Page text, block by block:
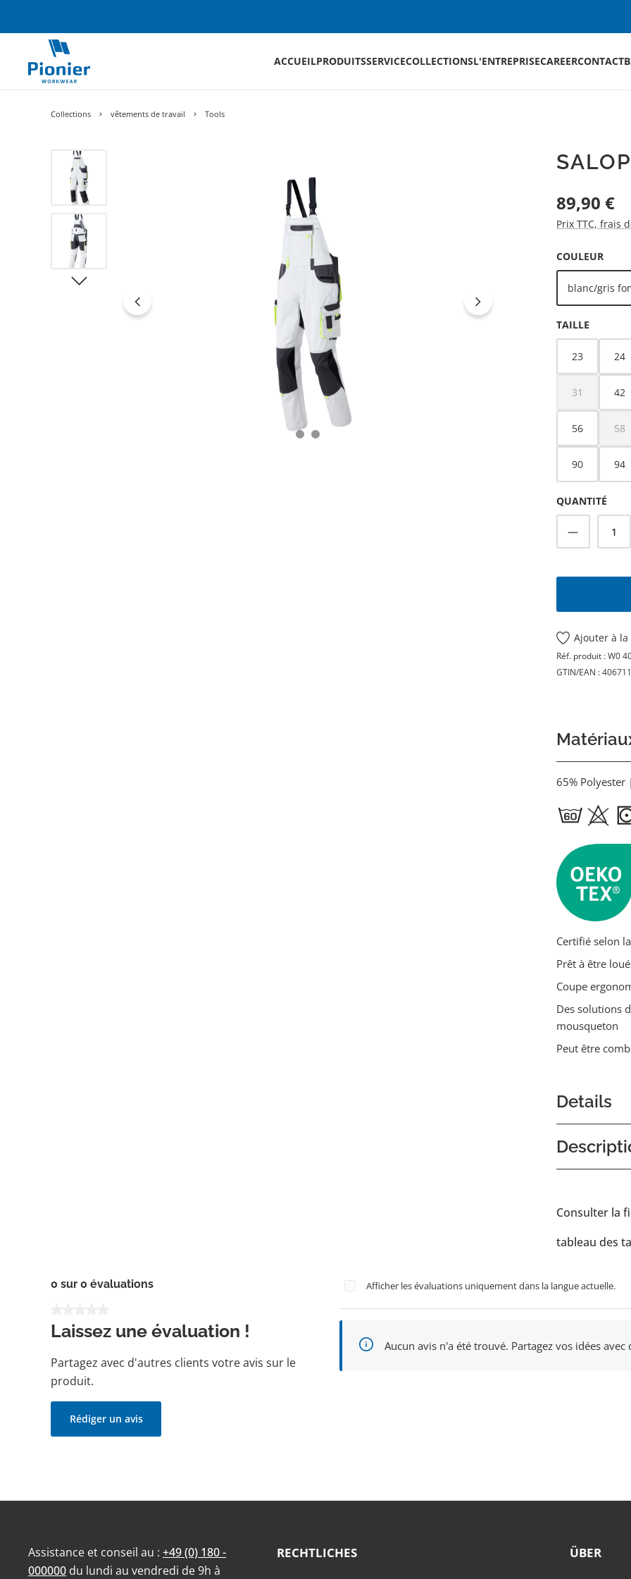
ACCUEILPRODUITSSERVICECOLLECTIONSL'ENTREPRISECAREERCONTACT
Collections vêtements de travail Tools
Ignorer la galerie d'images
Prix régulier :
89,90 €
Prix TTC, frais
SÉLECTIONNEZ
COULEUR
blanc/gris
SÉLECTIONNEZ
TAILLE
23 24
31
(Cette
42
56 58
90 94
QUANTITÉ
Ajouter à
Réf. produit :W0
GTIN/EAN :
65% Polyester
Certifié selon
Prêt à être loué
Coupe
Des solutions
mousqueton
Peut être
Details
Consulter la
tableau des
0 sur 0 évaluations
Laissez une évaluation !
Partagez avec d'autres clients votre avis sur le
produit.
Rédiger un avis
Afficher les évaluations uniquement dans la langue actuelle.
Aucun avis n'a été trouvé. Partagez vos idées avec
Assistance et conseil au : +49 (0) 180 -
000000 du lundi au vendredi de 9h à
RECHTLICHES ÜBER